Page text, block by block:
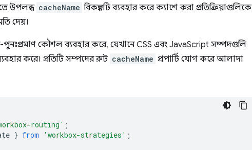
উপলব্ধ cacheName বিকল্পটি ব্যবহার করে ক্যাশে করা প্রতিক্রিয়াগুলিকে
দেয়।
পুনঃপ্রমাণ কৌশল ব্যবহার করে, যেখানে CSS এবং JavaScript সম্পদগুলি
করে। প্রতিটি সম্পদের রুট cacheName প্রপার্টি যোগ করে আলাদা
routing' ;
} from 'workbox-strategies' ;